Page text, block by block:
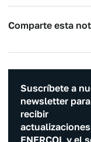
Comparte esta
Suscríbete a
newsletter para
recibir
ENERCOL y el